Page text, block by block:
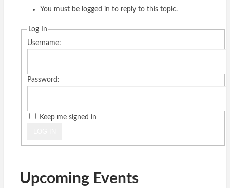
You must be logged in to reply to this topic.
Log In
Username:
Password:
Keep me signed in
Upcoming Events